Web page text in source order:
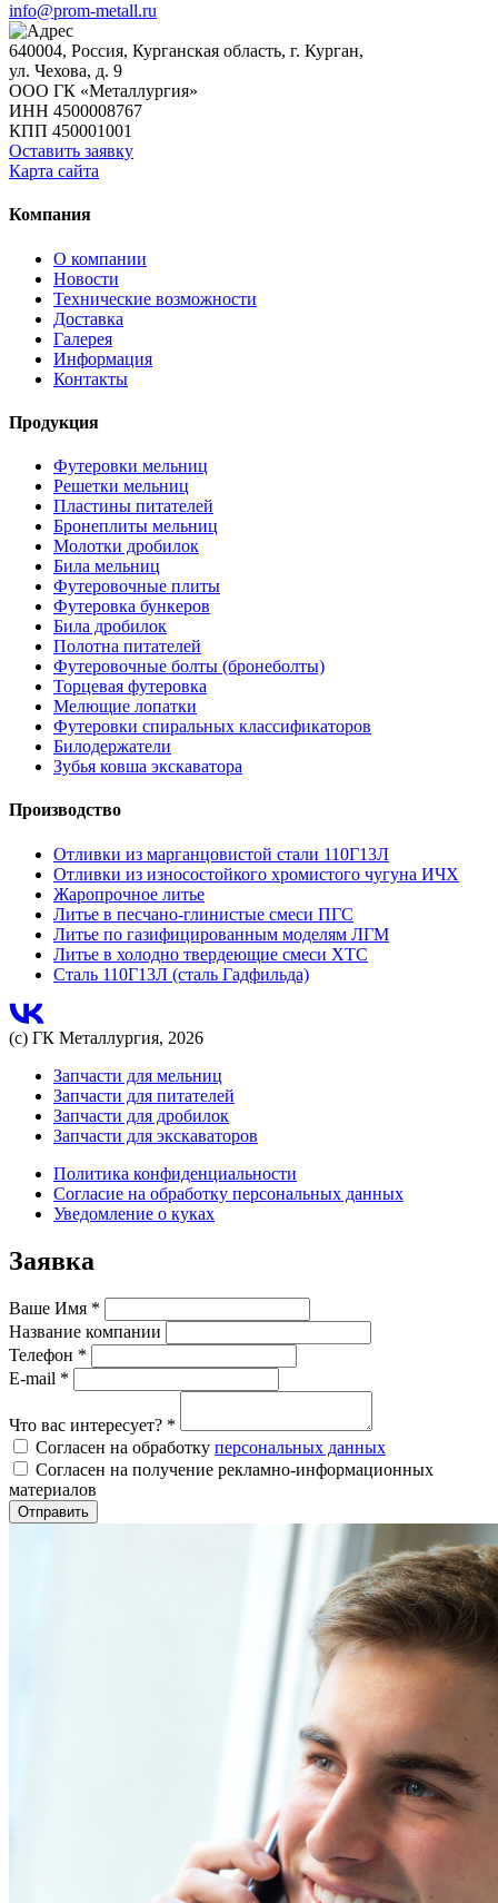
info@prom-metall.ru
640004, Россия, Курганская область, г. Курган,
ул. Чехова, д. 9
ООО ГК «Металлургия»
ИНН 4500008767
КПП 450001001
Оставить заявку
Карта сайта
Компания
О компании
Новости
Технические возможности
Доставка
Галерея
Информация
Контакты
Продукция
Футеровки мельниц
Решетки мельниц
Пластины питателей
Бронеплиты мельниц
Молотки дробилок
Била мельниц
Футеровочные плиты
Футеровка бункеров
Била дробилок
Полотна питателей
Футеровочные болты (бронеболты)
Торцевая футеровка
Мелющие лопатки
Футеровки спиральных классификаторов
Билодержатели
Зубья ковша экскаватора
Производство
Отливки из марганцовистой стали 110Г13Л
Отливки из износостойкого хромистого чугуна ИЧХ
Жаропрочное литье
Литье в песчано-глинистые смеси ПГС
Литье по газифицированным моделям ЛГМ
Литье в холодно твердеющие смеси ХТС
Сталь 110Г13Л (сталь Гадфильда)
(с) ГК Металлургия, 2026
Запчасти для мельниц
Запчасти для питателей
Запчасти для дробилок
Запчасти для экскаваторов
Политика конфиденциальности
Согласие на обработку персональных данных
Уведомление о куках
Заявка
Ваше Имя *
Название компании
Телефон *
E-mail *
Что вас интересует? *
Согласен на обработку персональных данных
Согласен на получение рекламно-информационных
материалов
Отправить